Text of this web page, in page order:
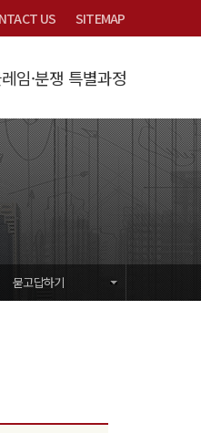
US SITEMAP
레임 교육/훈련학술
담금 하수도세금감면
/시행규칙 유권해석
용역문의 자유게시판
임·분쟁 특별과정
강의교재 공지사항
묻고답하기